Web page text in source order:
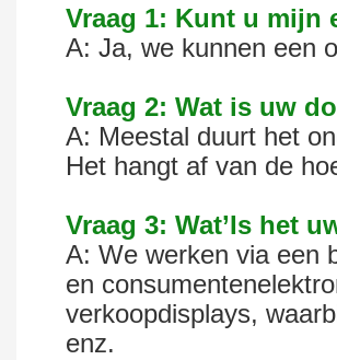
Vraag 1: Kunt u mijn
A: Ja, we kunnen een
Vraag 2: Wat is uw
A: Meestal duurt het
Het hangt af van de
Vraag 3: Wat’Is het
A: We werken via een
en
verkoopdisplays,
enz.